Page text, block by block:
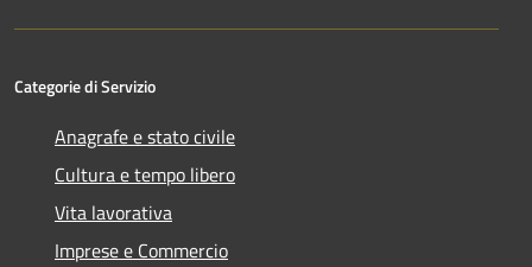
Categorie di Servizio
Anagrafe e stato civile
Cultura e tempo libero
Vita lavorativa
Imprese e Commercio